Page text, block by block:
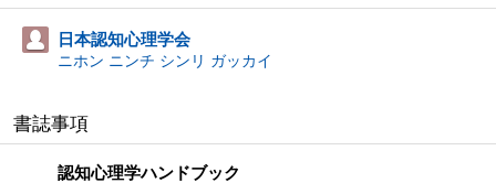
日本認知心理学会
ニホン ニンチ シンリ ガッカイ
書誌事項
認知心理学ハンドブック